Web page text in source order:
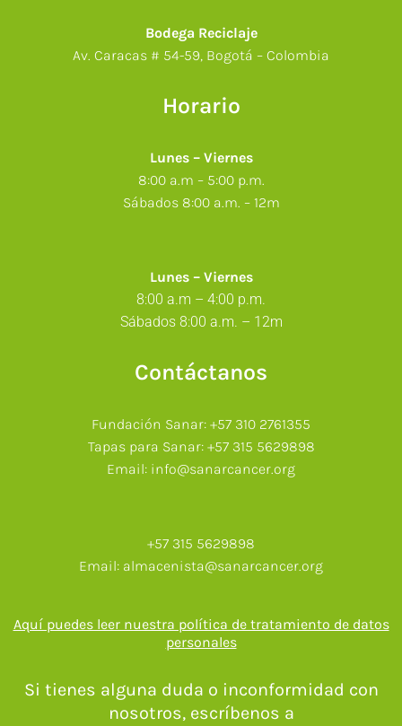
Bodega Reciclaje
Av. Caracas # 54-59, Bogotá – Colombia
Horario
Lunes – Viernes
8:00 a.m – 5:00 p.m.
Sábados 8:00 a.m. – 12m
Lunes – Viernes
8:00 a.m – 4:00 p.m.
Sábados 8:00 a.m. – 12m
Contáctanos
Fundación Sanar: +57 310 2761355
Tapas para Sanar: +57 315 5629898
Email: info@sanarcancer.org
+57 315 5629898
Email: almacenista@sanarcancer.org
Aquí puedes leer nuestra política de tratamiento de datos
personales
Si tienes alguna duda o inconformidad con
nosotros, escríbenos a